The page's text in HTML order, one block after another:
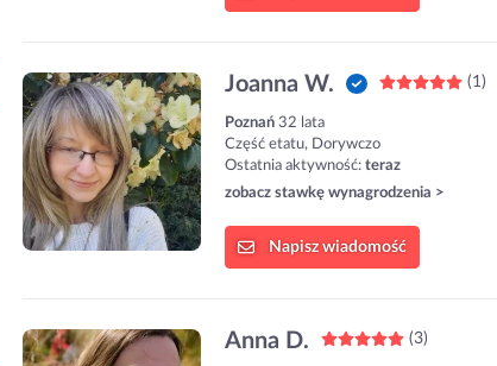
Joanna W. (1)
Poznań 32 lata
Część etatu, Dorywczo
Ostatnia aktywność: teraz
zobacz stawkę wynagrodzenia >
Napisz wiadomość
Anna D. (3)